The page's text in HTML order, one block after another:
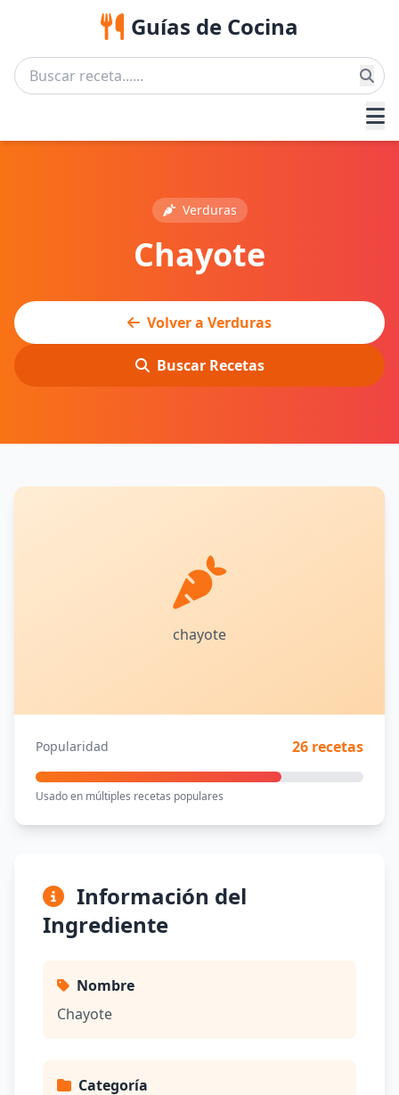
Guías de Cocina
Verduras
Chayote
Volver a Verduras
Buscar Recetas
chayote
Popularidad 26 recetas
Usado en múltiples recetas populares
Información del
Ingrediente
Nombre
Chayote
Categoría